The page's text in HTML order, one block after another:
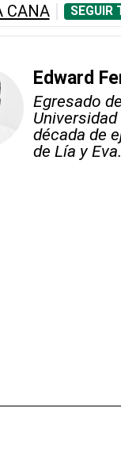
CANA SEGUIR
Edward
Egresado
década de
de Lía y Eva.